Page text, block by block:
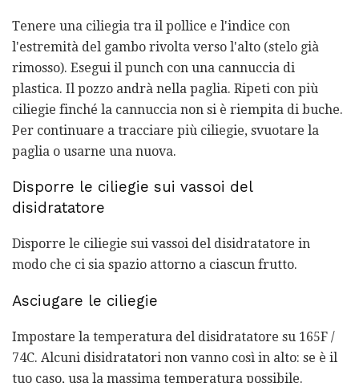
Tenere una ciliegia tra il pollice e l'indice con
l'estremità del gambo rivolta verso l'alto (stelo già
rimosso). Esegui il punch con una cannuccia di
plastica. Il pozzo andrà nella paglia. Ripeti con più
ciliegie finché la cannuccia non si è riempita di buche.
Per continuare a tracciare più ciliegie, svuotare la
paglia o usarne una nuova.
Disporre le ciliegie sui vassoi del
disidratatore
Disporre le ciliegie sui vassoi del disidratatore in
modo che ci sia spazio attorno a ciascun frutto.
Asciugare le ciliegie
Impostare la temperatura del disidratatore su 165F /
74C. Alcuni disidratatori non vanno così in alto: se è il
tuo caso, usa la massima temperatura possibile.